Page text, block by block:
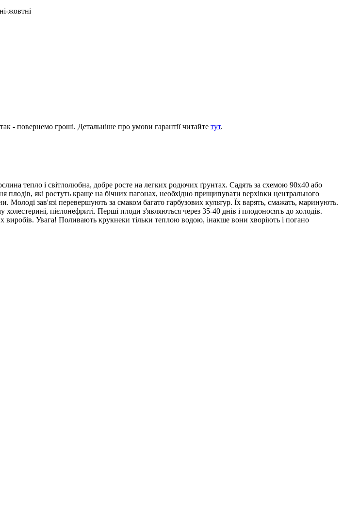
жовтні
- повернемо гроші. Детальніше про умови гарантії читайте тут.
тепло і світлолюбна, добре росте на легких родючих ґрунтах. Садять за схемою 90х40 або
плодів, які ростуть краще на бічних пагонах, необхідно прищипувати верхівки центрального
Молоді зав'язі перевершують за смаком багато гарбузових культур. Їх варять, смажать, маринують.
пієлонефриті. Перші плоди з'являються через 35-40 днів і плодоносять до холодів.
виробів. Увага! Поливають крукнеки тільки теплою водою, інакше вони хворіють і погано